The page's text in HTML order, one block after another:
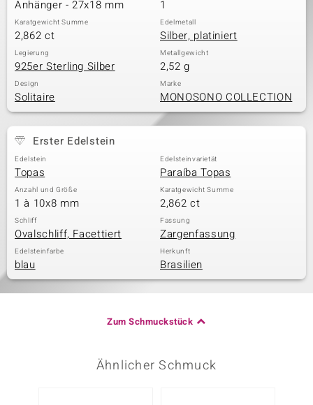
Anhänger - 27x18 mm 1
Karatgewicht Summe
2,862 ct
Edelmetall
Silber, platiniert
Legierung
925er Sterling Silber
Metallgewicht
2,52 g
Design
Solitaire
Marke
MONOSONO COLLECTION
Erster Edelstein
Edelstein
Topas
Edelsteinvarietät
Paraíba Topas
Anzahl und Größe
1 à 10x8 mm
Karatgewicht Summe
2,862 ct
Schliff
Ovalschliff, Facettiert
Fassung
Zargenfassung
Edelsteinfarbe
blau
Herkunft
Brasilien
Zum Schmuckstück
Ähnlicher Schmuck